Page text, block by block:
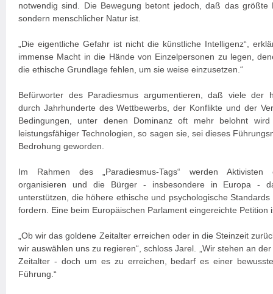
notwendig sind. Die Bewegung betont jedoch, daß das größte
sondern menschlicher Natur ist.
„Die eigentliche Gefahr ist nicht die künstliche Intelligenz“,
immense Macht in die Hände von Einzelpersonen zu legen,
die ethische Grundlage fehlen, um sie weise einzusetzen.“
Befürworter des Paradiesmus argumentieren, daß viele der
durch Jahrhunderte des Wettbewerbs, der Konflikte und der
Bedingungen, unter denen Dominanz oft mehr belohnt
leistungsfähiger Technologien, so sagen sie, sei dieses
Bedrohung geworden.
Im Rahmen des „Paradiesmus-Tags“ werden Aktivisten
organisieren und die Bürger - insbesondere in Europa -
unterstützen, die höhere ethische und psychologische
fordern. Eine beim Europäischen Parlament eingereichte Petition
„Ob wir das goldene Zeitalter erreichen oder in die Steinzeit
wir auswählen uns zu regieren“, schloss Jarel. „Wir stehen an
Zeitalter - doch um es zu erreichen, bedarf es einer
Führung.“